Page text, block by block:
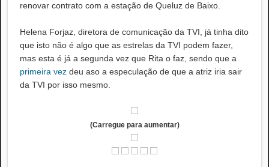
renovar contrato com a estação de Queluz de Baixo.
Helena Forjaz, diretora de comunicação da TVI, já tinha dito
que isto não é algo que as estrelas da TVI podem fazer,
mas esta é já a segunda vez que Rita o faz, sendo que a
primeira vez deu aso a especulação de que a atriz iria sair
da TVI por isso mesmo.
(Carregue para aumentar)